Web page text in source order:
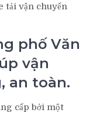
tải vận chuyển
phố Văn
vận
an toàn.
cấp bởi một